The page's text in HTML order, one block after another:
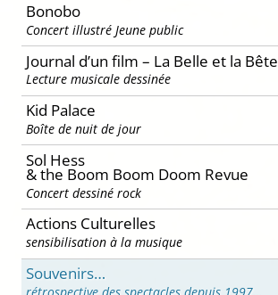
Bonobo
Concert illustré Jeune public
Journal d’un film – La Belle et la Bête
Lecture musicale dessinée
Kid Palace
Boîte de nuit de jour
Sol Hess
& the Boom Boom Doom Revue
Concert dessiné rock
Actions Culturelles
sensibilisation à la musique
Souvenirs…